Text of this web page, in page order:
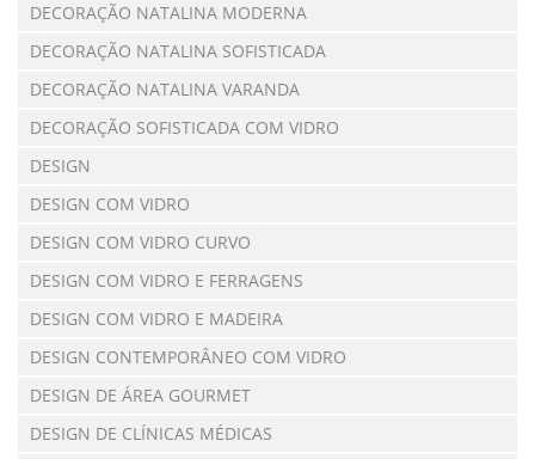
DECORAÇÃO NATALINA MODERNA
DECORAÇÃO NATALINA SOFISTICADA
DECORAÇÃO NATALINA VARANDA
DECORAÇÃO SOFISTICADA COM VIDRO
DESIGN
DESIGN COM VIDRO
DESIGN COM VIDRO CURVO
DESIGN COM VIDRO E FERRAGENS
DESIGN COM VIDRO E MADEIRA
DESIGN CONTEMPORÂNEO COM VIDRO
DESIGN DE ÁREA GOURMET
DESIGN DE CLÍNICAS MÉDICAS